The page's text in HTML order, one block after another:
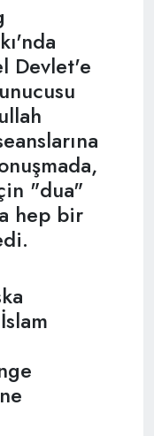
Devlet'e
"dua"
hep bir